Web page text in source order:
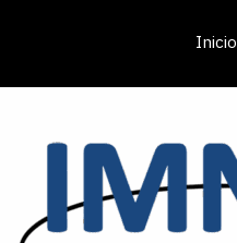
Inicio